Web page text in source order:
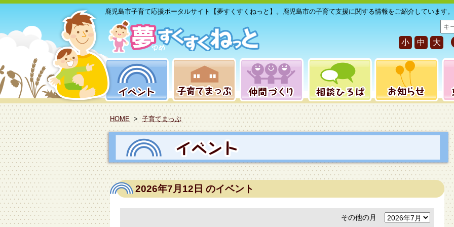
鹿児島市子育て応援ポータルサイト【夢すくすくねっと】。鹿児島市の子育て支援に関する情報をご紹介しています。
サ
イ
ト
内
小 中 大
HOME > 子育てまっぷ
2026年7月12日 のイベント
その他の月